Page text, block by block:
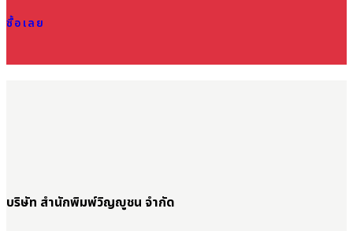
ซื้อเลย
บริษัท สำนักพิมพ์วิญญูชน จำกัด